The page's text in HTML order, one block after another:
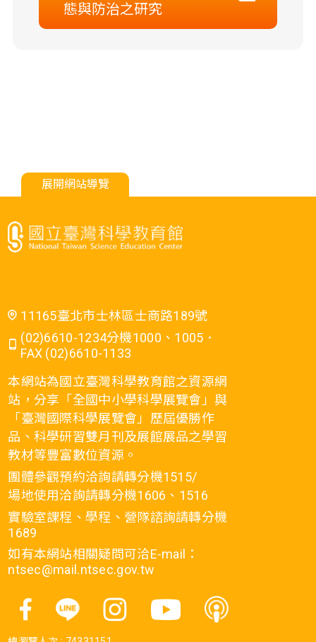
態與防治之研究
展開網站導覽
11165臺北市士林區士商路189號
(02)6610-1234分機1000、1005．
FAX (02)6610-1133
本網站為國立臺灣科學教育館之資源網
站，分享「全國中小學科學展覽會」與
「臺灣國際科學展覽會」歷屆優勝作
品、科學研習雙月刊及展館展品之學習
教材等豐富數位資源。
團體參觀預約洽詢請轉分機1515/
場地使用洽詢請轉分機1606、1516
實驗室課程、學程、營隊諮詢請轉分機
1689
如有本網站相關疑問可洽E-mail：
ntsec@mail.ntsec.gov.tw